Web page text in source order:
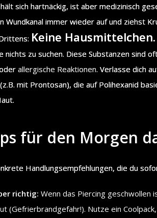
sich hartnäckig, ist aber medizinisch
Wundkanal immer wieder auf und ziehst
Keine Hausmittelchen.
nichts zu suchen. Diese Substanzen sind
allergische Reaktionen. Verlasse dich
mit Prontosan), die auf Polihexanid
für den Morgen
Handlungsempfehlungen, die du
richtig: Wenn das Piercing geschwollen
(Gefrierbrandgefahr!). Nutze ein